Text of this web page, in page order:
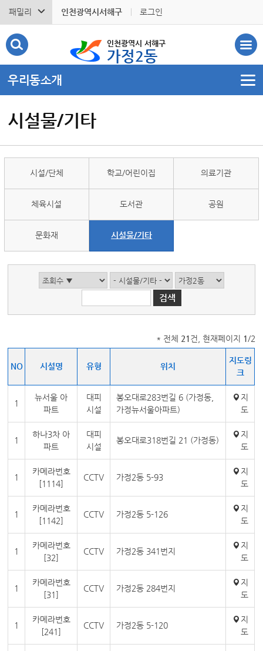
패밀리 인천광역시서해구 로그인
인천광역시 서해구
가정2동
우리동소개
시설물/기타
시설/단체 학교/어린이집 의료기관
체육시설 도서관 공원
문화재 시설물/기타
* 전체 21건, 현재페이지 1/2
NO 시설명 유형 위치
지도링
크
1
뉴서울 아
파트
대피
시설
봉오대로283번길 6 (가정동,
가정뉴서울아파트)
지
도
1
하나3차 아
파트
대피
시설
봉오대로318번길 21 (가정동)
지
도
1
카메라번호
[1114]
CCTV 가정2동 5-93
지
도
1
카메라번호
[1142]
CCTV 가정2동 5-126
지
도
1
카메라번호
[32]
CCTV 가정2동 341번지
지
도
1
카메라번호
[31]
CCTV 가정2동 284번지
지
도
1
카메라번호
[241]
CCTV 가정2동 5-120
지
도